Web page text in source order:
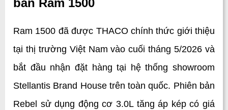
bán Ram 1500
Ram 1500 đã được THACO chính thức giới thiệu
tại thị trường Việt Nam vào cuối tháng 5/2026 và
bắt đầu nhận đặt hàng tại hệ thống showroom
Stellantis Brand House trên toàn quốc. Phiên bản
Rebel sử dụng động cơ 3.0L tăng áp kép có giá